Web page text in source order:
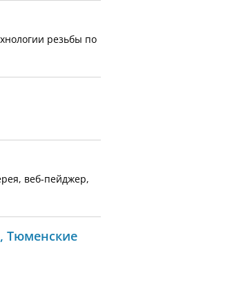
резьбы по
веб-пейджер,
Тюменские